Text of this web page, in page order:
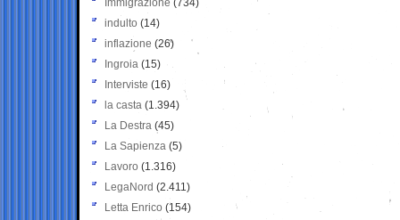
Immigrazione (734)
indulto (14)
inflazione (26)
Ingroia (15)
Interviste (16)
la casta (1.394)
La Destra (45)
La Sapienza (5)
Lavoro (1.316)
LegaNord (2.411)
Letta Enrico (154)